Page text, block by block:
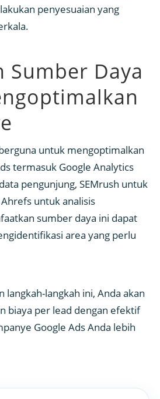
penyesuaian yang
Sumber Daya
untuk mengoptimalkan
termasuk Google Analytics
pengunjung, SEMrush untuk
untuk analisis
sumber daya ini dapat
area yang perlu
langkah-langkah ini, Anda akan
biaya per lead dengan efektif
Google Ads Anda lebih